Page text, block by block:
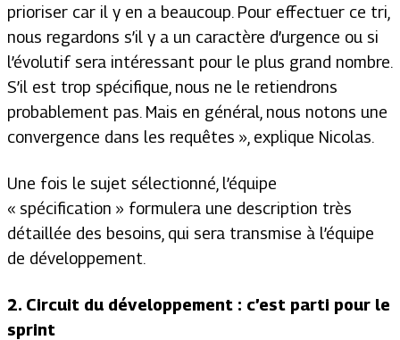
prioriser car il y en a beaucoup. Pour effectuer ce tri,
nous regardons s’il y a un caractère d’urgence ou si
l’évolutif sera intéressant pour le plus grand nombre.
S’il est trop spécifique, nous ne le retiendrons
probablement pas. Mais en général, nous notons une
convergence dans les requêtes » , explique Nicolas.
Une fois le sujet sélectionné, l’équipe
« spécification » formulera une description très
détaillée des besoins, qui sera transmise à l’équipe
de développement.
2. Circuit du développement : c’est parti pour le
sprint